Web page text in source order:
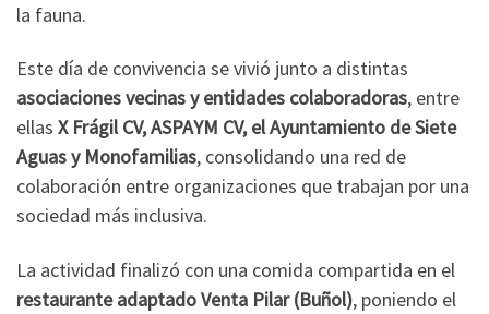
la fauna.
Este día de convivencia se vivió junto a distintas
asociaciones vecinas y entidades colaboradoras, entre
ellas X Frágil CV, ASPAYM CV, el Ayuntamiento de Siete
Aguas y Monofamilias, consolidando una red de
colaboración entre organizaciones que trabajan por una
sociedad más inclusiva.
La actividad finalizó con una comida compartida en el
restaurante adaptado Venta Pilar (Buñol), poniendo el